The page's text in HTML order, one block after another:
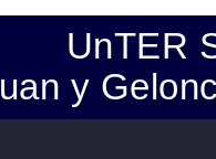
UnTER
y